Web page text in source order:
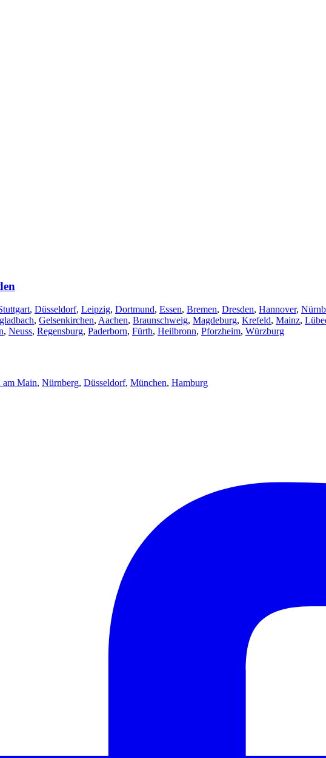
, Düsseldorf, Leipzig, Dortmund, Essen, Bremen, Dresden, Hannover,
, Gelsenkirchen, Aachen, Braunschweig, Magdeburg, Krefeld, Mainz,
, Neuss, Regensburg, Paderborn, Fürth, Heilbronn, Pforzheim, Würzburg
am Main, Nürnberg, Düsseldorf, München, Hamburg